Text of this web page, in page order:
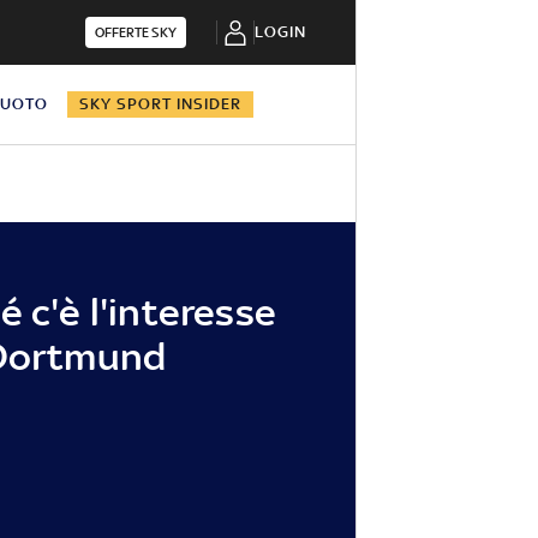
OFFERTE SKY LOGIN
SKY SPORT INSIDER
c'è l'interesse